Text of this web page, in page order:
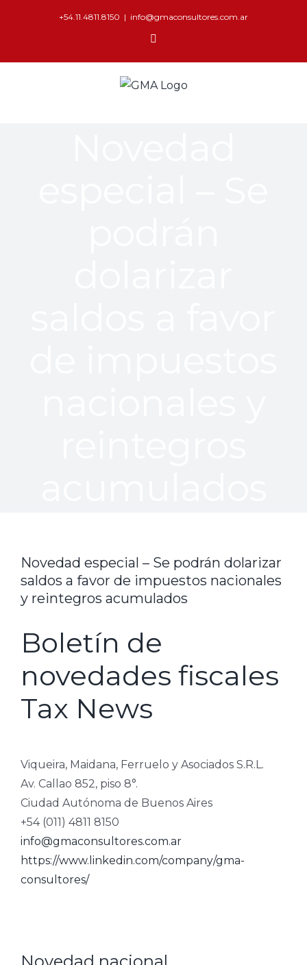
+54.11.4811.8150 | info@gmaconsultores.com.ar
Novedad especial – Se podrán dolarizar
saldos a favor de impuestos nacionales
y reintegros acumulados
Boletín de
novedades fiscales
Tax News
Viqueira, Maidana, Ferruelo y Asociados S.R.L.
Av. Callao 852, piso 8°.
Ciudad Autónoma de Buenos Aires
+54 (011) 4811 8150
info@gmaconsultores.com.ar
https://www.linkedin.com/company/gma-
consultores/